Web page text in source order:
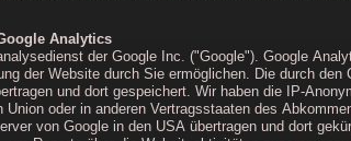
Analytics
der Google Inc. ("Google"). Google
der Website durch Sie ermöglichen. Die durch
und dort gespeichert. Wir haben die IP-
oder in anderen Vertragsstaaten des
von Google in den USA übertragen und dort